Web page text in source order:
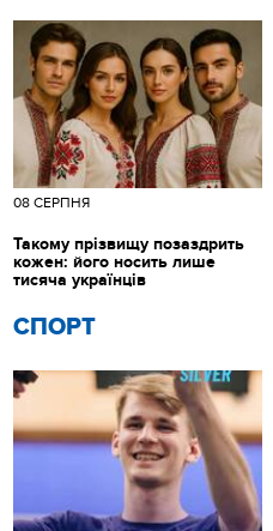
СПОРТ
08 СЕРПНЯ
Такому прізвищу позаздрить
кожен: його носить лише
тисяча українців